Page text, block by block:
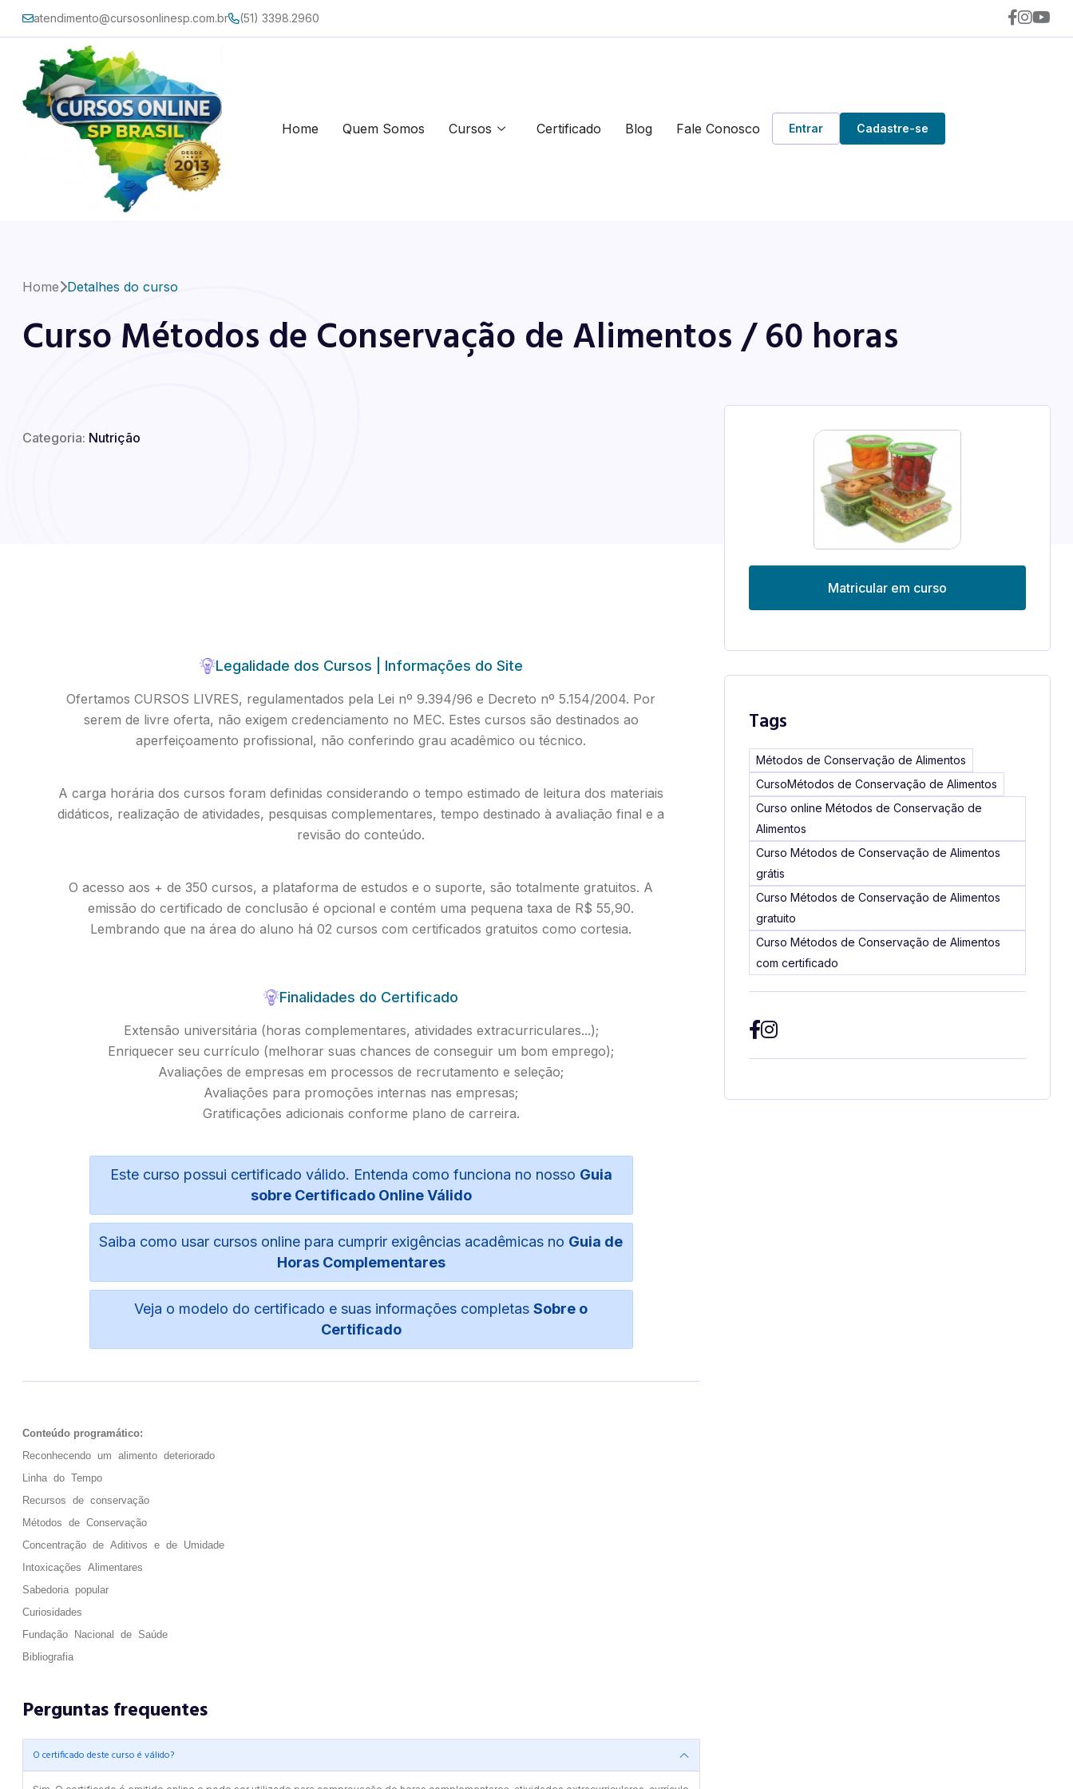
atendimento@cursosonlinesp.com.br (51) 3398.2960
Home Quem Somos Cursos Certificado Blog Fale Conosco Entrar Cadastre-se
Home Detalhes do curso
Curso Métodos de Conservação de Alimentos / 60 horas
Categoria: Nutrição
Legalidade dos Cursos | Informações do Site
Ofertamos CURSOS LIVRES, regulamentados pela Lei nº 9.394/96 e Decreto nº 5.154/2004. Por
serem de livre oferta, não exigem credenciamento no MEC. Estes cursos são destinados ao
aperfeiçoamento profissional, não conferindo grau acadêmico ou técnico.
A carga horária dos cursos foram definidas considerando o tempo estimado de leitura dos materiais
didáticos, realização de atividades, pesquisas complementares, tempo destinado à avaliação final e a
revisão do conteúdo.
O acesso aos + de 350 cursos, a plataforma de estudos e o suporte, são totalmente gratuitos. A
emissão do certificado de conclusão é opcional e contém uma pequena taxa de R$ 55,90.
Lembrando que na área do aluno há 02 cursos com certificados gratuitos como cortesia.
Finalidades do Certificado
Extensão universitária (horas complementares, atividades extracurriculares...);
Enriquecer seu currículo (melhorar suas chances de conseguir um bom emprego);
Avaliações de empresas em processos de recrutamento e seleção;
Avaliações para promoções internas nas empresas;
Gratificações adicionais conforme plano de carreira.
Este curso possui certificado válido. Entenda como funciona no nosso Guia
sobre Certificado Online Válido
Saiba como usar cursos online para cumprir exigências acadêmicas no Guia de
Horas Complementares
Veja o modelo do certificado e suas informações completasSobre o
Certificado
Conteúdo programático:
Reconhecendo um alimento deteriorado
Linha do Tempo
Recursos de conservação
Métodos de Conservação
Concentração de Aditivos e de Umidade
Intoxicações Alimentares
Sabedoria popular
Curiosidades
Fundação Nacional de Saúde
Bibliografia
Perguntas frequentes
O certificado deste curso é válido?
Matricular em curso
Tags
Métodos de Conservação de Alimentos
CursoMétodos de Conservação de Alimentos
Curso online Métodos de Conservação de
Alimentos
Curso Métodos de Conservação de Alimentos
grátis
Curso Métodos de Conservação de Alimentos
gratuito
Curso Métodos de Conservação de Alimentos
com certificado